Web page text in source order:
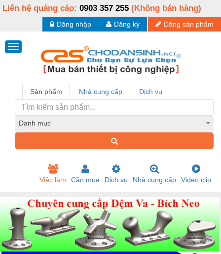
Liên hệ quảng cáo: 0903 357 255 (Không bán hàng)
Đăng sản phẩm
Đăng ký
Đăng nhập
Sản phẩm Nhà cung cấp Dịch vụ
Danh mục
Việc làm Cần mua Dịch vụ Nhà cung cấp Video clip